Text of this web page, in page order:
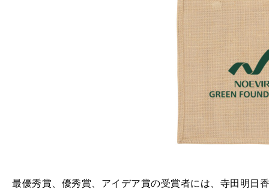
最優秀賞、優秀賞、アイデア賞の受賞者には、寺田明日